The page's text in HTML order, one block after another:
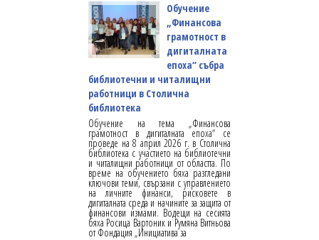
Обучение
„Финансова
грамотност в
дигиталната
епоха“ събра
библиотечни и читалищни
работници в Столична
библиотека
Обучение на тема „Финансова
грамотност в дигиталната епоха“ се
проведе на 8 април 2026 г. в Столична
библиотека с участието на библиотечни
и читалищни работници от областта. По
време на обучението бяха разгледани
ключови теми, свързани с управлението
на личните финанси, рисковете в
дигиталната среда и начините за защита от
финансови измами. Водещи на сесията
бяха Росица Вартоник и Румяна Витньова
от Фондация „Инициатива за